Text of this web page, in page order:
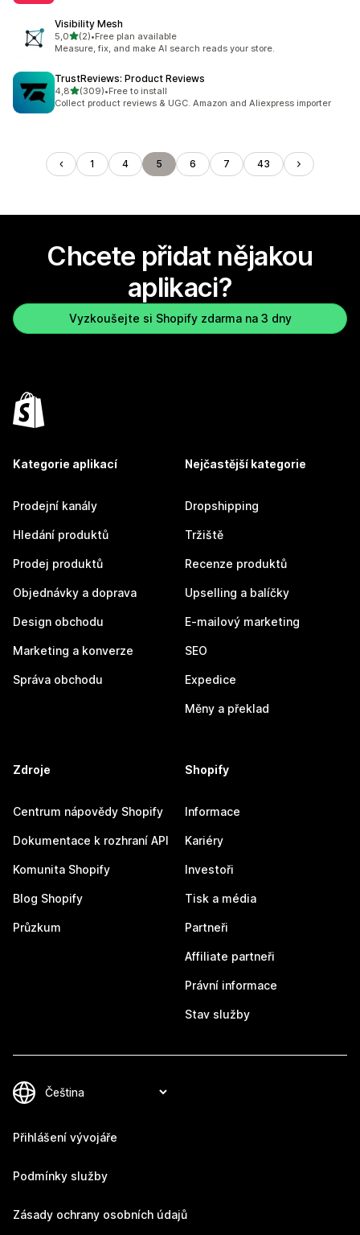
Visibility Mesh
5,0z 5 hvězd
(2)
Celkový počet recenzí: 2
•Free plan available
Measure, fix, and make AI search reads your store.
TrustReviews: Product Reviews
4,8z 5 hvězd
(309)
Celkový počet recenzí: 309
•Free to install
Collect product reviews & UGC. Amazon and Aliexpress importer
1 4 5 6 7 43
Chcete přidat nějakou
aplikaci?
Vyzkoušejte si Shopify zdarma na 3 dny
Kategorie aplikací
Prodejní kanály
Hledání produktů
Prodej produktů
Objednávky a doprava
Design obchodu
Marketing a konverze
Správa obchodu
Nejčastější kategorie
Dropshipping
Tržiště
Recenze produktů
Upselling a balíčky
E-mailový marketing
SEO
Expedice
Měny a překlad
Zdroje
Centrum nápovědy Shopify
Dokumentace k rozhraní API
Komunita Shopify
Blog Shopify
Průzkum
Shopify
Informace
Kariéry
Investoři
Tisk a média
Partneři
Affiliate partneři
Právní informace
Stav služby
Přihlášení vývojáře
Podmínky služby
Zásady ochrany osobních údajů